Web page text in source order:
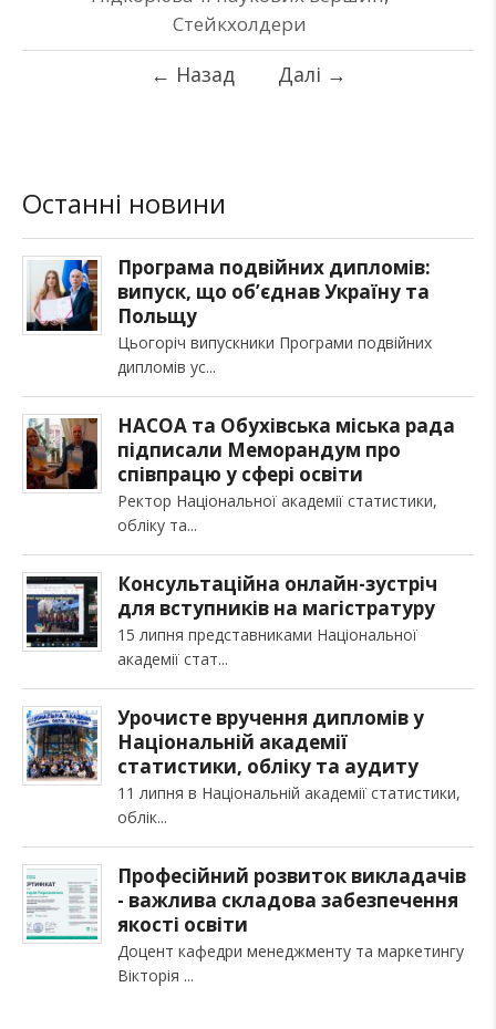
Стейкхолдери
← Назад Далі →
Останні новини
Програма подвійних дипломів:
випуск, що об’єднав Україну та
Польщу
Цьогоріч випускники Програми подвійних
дипломів ус
НАСОА та Обухівська міська рада
підписали Меморандум про
співпрацю у сфері освіти
Ректор Національної академії статистики,
обліку та
Консультаційна онлайн-зустріч
для вступників на магістратуру
15 липня представниками Національної
академії стат
Урочисте вручення дипломів у
Національній академії
статистики, обліку та аудиту
11 липня в Національній академії статистики,
облік
Професійний розвиток викладачів
- важлива складова забезпечення
якості освіти
Доцент кафедри менеджменту та маркетингу
Вікторія